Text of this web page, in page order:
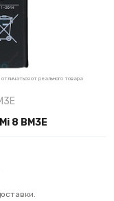
от реального товара
8 BM3E